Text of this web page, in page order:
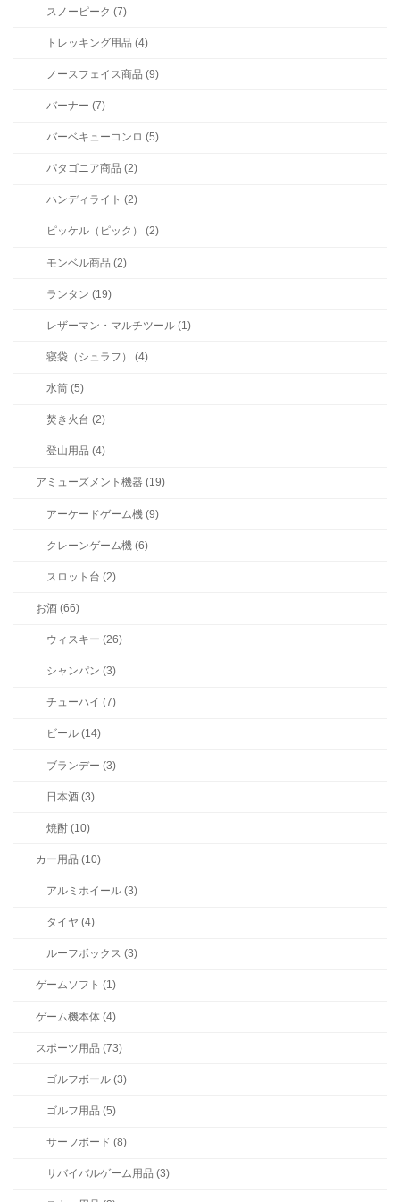
スノーピーク (7)
トレッキング用品 (4)
ノースフェイス商品 (9)
バーナー (7)
バーベキューコンロ (5)
パタゴニア商品 (2)
ハンディライト (2)
ピッケル（ピック） (2)
モンベル商品 (2)
ランタン (19)
レザーマン・マルチツール (1)
寝袋（シュラフ） (4)
水筒 (5)
焚き火台 (2)
登山用品 (4)
アミューズメント機器 (19)
アーケードゲーム機 (9)
クレーンゲーム機 (6)
スロット台 (2)
お酒 (66)
ウィスキー (26)
シャンパン (3)
チューハイ (7)
ビール (14)
ブランデー (3)
日本酒 (3)
焼酎 (10)
カー用品 (10)
アルミホイール (3)
タイヤ (4)
ルーフボックス (3)
ゲームソフト (1)
ゲーム機本体 (4)
スポーツ用品 (73)
ゴルフボール (3)
ゴルフ用品 (5)
サーフボード (8)
サバイバルゲーム用品 (3)